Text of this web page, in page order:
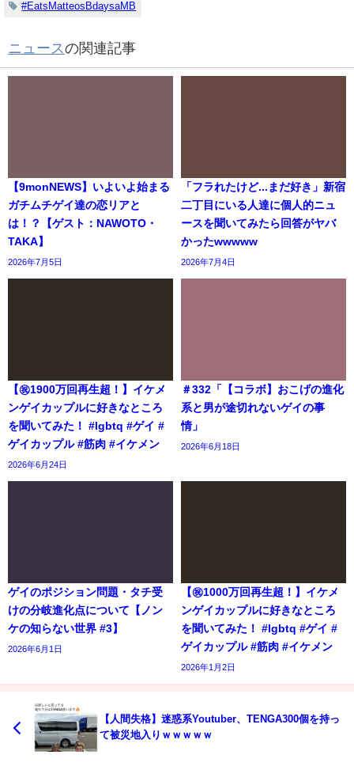
#EatsMatteosBdaysaMB
ニュースの関連記事
【9monNEWS】いよいよ始まる
ガチムチゲイ達の恋リアと
は！？【ゲスト：NAWOTO・
TAKA】
2026年7月5日
「フラれたけど...まだ好き」新宿
二丁目にいる人達に個人的ニュ
ースを聞いてみたら回答がヤバ
かったwwwww
2026年7月4日
【㊗️1900万回再生超！】イケメ
ンゲイカップルに好きなところ
を聞いてみた！ #lgbtq #ゲイ #
ゲイカップル #筋肉 #イケメン
2026年6月24日
＃332「【コラボ】おこげの進化
系と男が途切れないゲイの事
情」
2026年6月18日
ゲイのポジション問題・タチ受
けの分岐進化点について【ノン
ケの知らない世界 #3】
2026年6月1日
【㊗️1000万回再生超！】イケメ
ンゲイカップルに好きなところ
を聞いてみた！ #lgbtq #ゲイ #
ゲイカップル #筋肉 #イケメン
2026年1月2日
【人間失格】迷惑系Youtuber、TENGA300個を持っ
て被災地入りｗｗｗｗｗ